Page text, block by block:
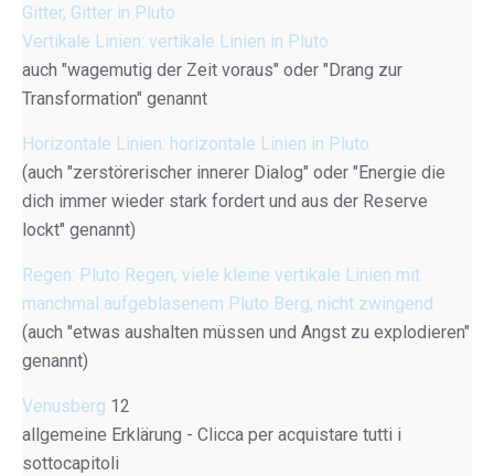
Gitter, Gitter in Pluto
Vertikale Linien: vertikale Linien in Pluto
auch "wagemutig der Zeit voraus" oder "Drang zur
Transformation" genannt
Horizontale Linien: horizontale Linien in Pluto
(auch "zerstörerischer innerer Dialog" oder "Energie die
dich immer wieder stark fordert und aus der Reserve
lockt" genannt)
Regen: Pluto Regen, viele kleine vertikale Linien mit
manchmal aufgeblasenem Pluto Berg, nicht zwingend
(auch "etwas aushalten müssen und Angst zu explodieren"
genannt)
Venusberg 12
allgemeine Erklärung - Clicca per acquistare tutti i
sottocapitoli